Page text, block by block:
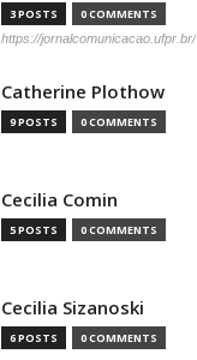
3 POSTS 0 COMMENTS
https://jornalcomunicacao.ufpr.br/
Catherine Plothow
9 POSTS 0 COMMENTS
Cecilia Comin
5 POSTS 0 COMMENTS
Cecilia Sizanoski
6 POSTS 0 COMMENTS